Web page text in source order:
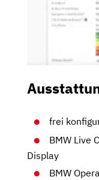
frei
BMW Live
Display
BMW